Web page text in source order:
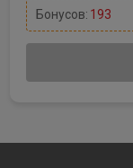
Бонусов: 193